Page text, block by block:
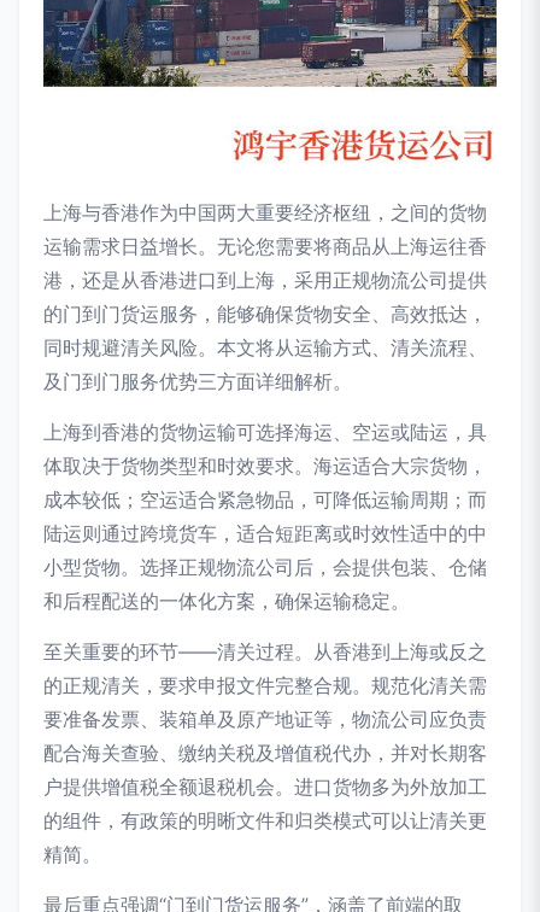
上海与香港作为中国两大重要经济枢纽，之间的货物
运输需求日益增长。无论您需要将商品从上海运往香
港，还是从香港进口到上海，采用正规物流公司提供
的门到门货运服务，能够确保货物安全、高效抵达，
同时规避清关风险。本文将从运输方式、清关流程、
及门到门服务优势三方面详细解析。
上海到香港的货物运输可选择海运、空运或陆运，具
体取决于货物类型和时效要求。海运适合大宗货物，
成本较低；空运适合紧急物品，可降低运输周期；而
陆运则通过跨境货车，适合短距离或时效性适中的中
小型货物。选择正规物流公司后，会提供包装、仓储
和后程配送的一体化方案，确保运输稳定。
至关重要的环节——清关过程。从香港到上海或反之
的正规清关，要求申报文件完整合规。规范化清关需
要准备发票、装箱单及原产地证等，物流公司应负责
配合海关查验、缴纳关税及增值税代办，并对长期客
户提供增值税全额退税机会。进口货物多为外放加工
的组件，有政策的明晰文件和归类模式可以让清关更
精简。
最后重点强调“门到门货运服务”，涵盖了前端的取